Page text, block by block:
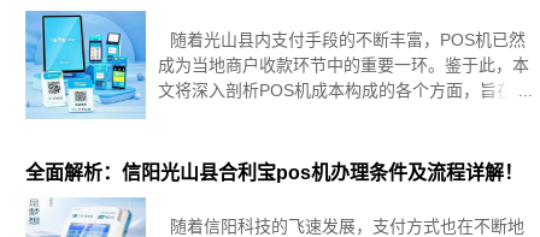
随着光山县内支付手段的不断丰富，POS机已然
成为当地商户收款环节中的重要一环。鉴于此，本
文将深入剖析POS机成本构成的各个方面，旨在为
价格受多种因素
全面解析：信阳光山县合利宝pos机办理条件及流程详解！
随着信阳科技的飞速发展，支付方式也在不断地